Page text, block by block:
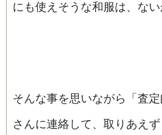
にも使えそうな和服は、ない
そんな事を思いながら「査定
さんに連絡して、取りあえず